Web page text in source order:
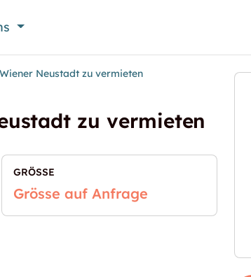
Neustadt zu vermieten
zu vermieten
GRÖSSE
Grösse auf Anfrage